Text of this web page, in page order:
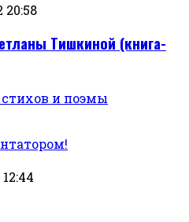
20:58
Тишкиной (книга-
и поэмы